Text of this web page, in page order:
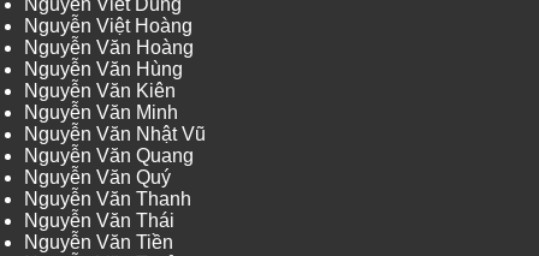
Nguyễn Viết Dũng
Nguyễn Việt Hoàng
Nguyễn Văn Hoàng
Nguyễn Văn Hùng
Nguyễn Văn Kiên
Nguyễn Văn Minh
Nguyễn Văn Nhật Vũ
Nguyễn Văn Quang
Nguyễn Văn Quý
Nguyễn Văn Thanh
Nguyễn Văn Thái
Nguyễn Văn Tiền